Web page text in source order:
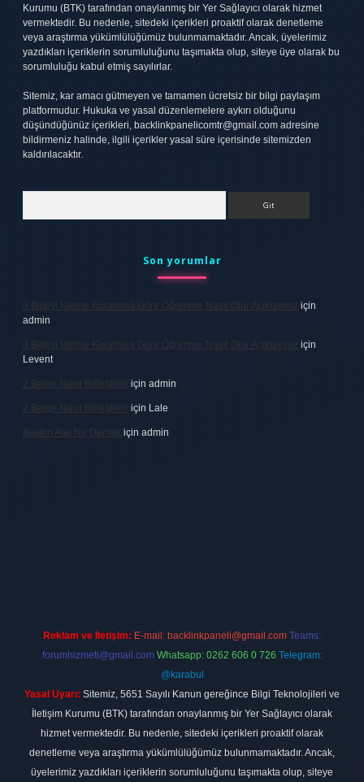
Kurumu (BTK) tarafından onaylanmış bir Yer Sağlayıcı olarak hizmet
vermektedir. Bu nedenle, sitedeki içerikleri proaktif olarak denetleme
veya araştırma yükümlülüğümüz bulunmamaktadır. Ancak, üyelerimiz
yazdıkları içeriklerin sorumluluğunu taşımakta olup, siteye üye olarak bu
sorumluluğu kabul etmiş sayılırlar.
Sitemiz, kar amacı gütmeyen ve tamamen ücretsiz bir bilgi paylaşım
platformudur. Hukuka ve yasal düzenlemelere aykırı olduğunu
düşündüğünüz içerikleri, backlinkpanelicomtr@gmail.com adresine
bildirmeniz halinde, ilgili içerikler yasal süre içerisinde sitemizden
kaldırılacaktır.
Son yorumlar
3 Bilgiyi Işleme Kuramına Göre Öğrenme Nasıl Olur Açıklayınız için
admin
3 Bilgiyi Işleme Kuramına Göre Öğrenme Nasıl Olur Açıklayınız için
Levent
2 Belge Nasıl Birleştirilir için admin
2 Belge Nasıl Birleştirilir için Lale
Baskın Alel Ne Demek için admin
Reklam ve İletişim: E-mail: backlinkpaneli@gmail.com Teams:
forumhizmeti@gmail.com Whatsapp: 0262 606 0 726 Telegram:
@karabul
Yasal Uyarı: Sitemiz, 5651 Sayılı Kanun gereğince Bilgi Teknolojileri ve
İletişim Kurumu (BTK) tarafından onaylanmış bir Yer Sağlayıcı olarak
hizmet vermektedir. Bu nedenle, sitedeki içerikleri proaktif olarak
denetleme veya araştırma yükümlülüğümüz bulunmamaktadır. Ancak,
üyelerimiz yazdıkları içeriklerin sorumluluğunu taşımakta olup, siteye